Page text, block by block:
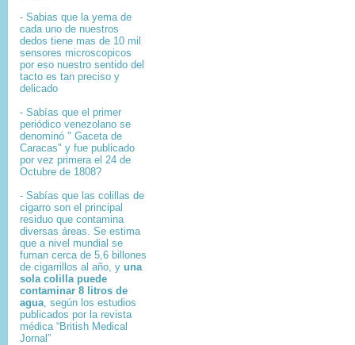
- Sabias que la yema de
cada uno de nuestros
dedos tiene mas de 10 mil
sensores microscopicos
por eso nuestro sentido del
tacto es tan preciso y
delicado
- Sabías que el primer
periódico venezolano se
denominó " Gaceta de
Caracas" y fue publicado
por vez primera el 24 de
Octubre de 1808?
- Sabías que l as colillas de
cigarro son el principal
residuo que contamina
diversas áreas. Se estima
que a nivel mundial se
fuman cerca de 5,6 billones
de cigarrillos al año, y una
sola colilla puede
contaminar 8 litros de
agua, según los estudios
publicados por la revista
médica “British Medical
Jornal”